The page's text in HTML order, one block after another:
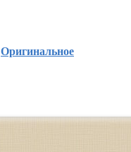
Оригинальное